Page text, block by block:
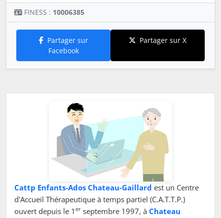
FINESS : 10006385
Partager sur
Facebook
Partager sur X
Cattp Enfants-Ados Chateau-Gaillard est un Centre
d'Accueil Thérapeutique à temps partiel (C.A.T.T.P.)
ouvert depuis le 1 er septembre 1997, à Chateau